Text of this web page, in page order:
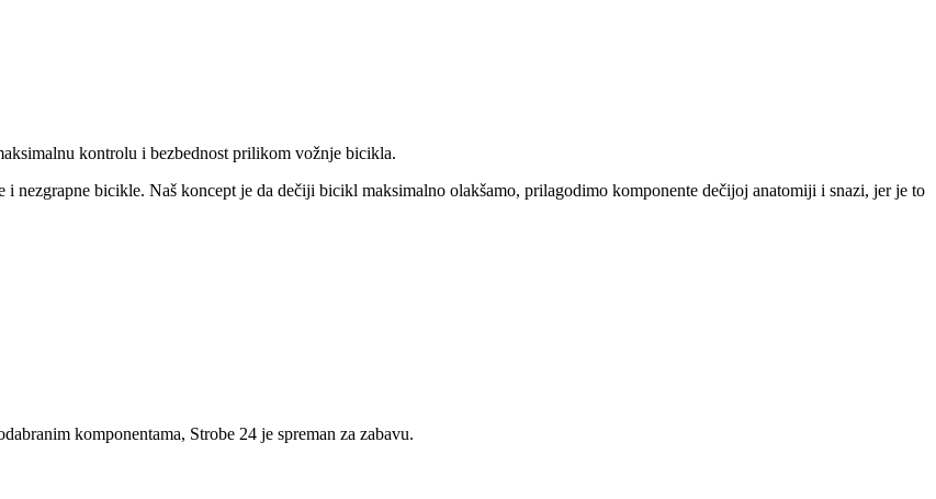
kontrolu i bezbednost prilikom vožnje bicikla.
i nezgrapne bicikle. Naš koncept je da dečiji bicikl maksimalno olakšamo, prilagodimo komponente dečijoj anatomiji i snazi, jer je to
komponentama, Strobe 24 je spreman za zabavu.